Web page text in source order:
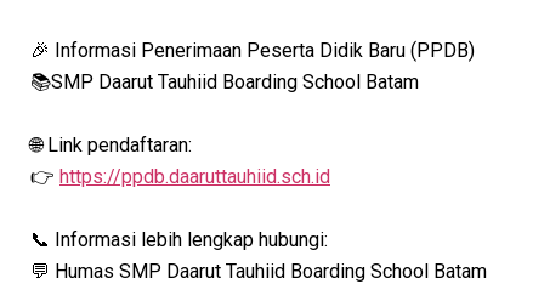
🎉 Informasi Penerimaan Peserta Didik Baru (PPDB)
📚SMP Daarut Tauhiid Boarding School Batam
🌐 Link pendaftaran:
👉 https://ppdb.daaruttauhiid.sch.id
📞 Informasi lebih lengkap hubungi:
💬 Humas SMP Daarut Tauhiid Boarding School Batam